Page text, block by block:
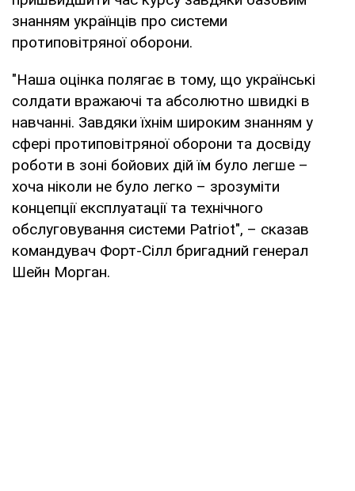
знанням українців про системи
протиповітряної оборони.
"Наша оцінка полягає в тому, що українські
солдати вражаючі та абсолютно швидкі в
навчанні. Завдяки їхнім широким знанням у
сфері протиповітряної оборони та досвіду
роботи в зоні бойових дій їм було легше –
хоча ніколи не було легко – зрозуміти
концепції експлуатації та технічного
обслуговування системи Patriot", – сказав
командувач Форт-Сілл бригадний генерал
Шейн Морган.